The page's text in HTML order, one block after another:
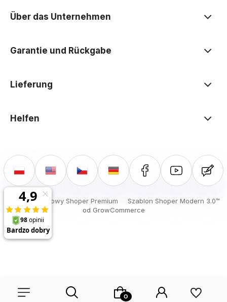
Über das Unternehmen
Garantie und Rückgabe
Lieferung
Helfen
Sklep internetowy Shoper Premium
Szablon Shoper Modern 3.0™
od GrowCommerce